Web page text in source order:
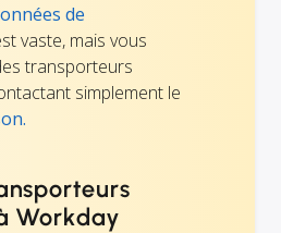
de
vaste, mais vous
transporteurs
simplement le
Workday